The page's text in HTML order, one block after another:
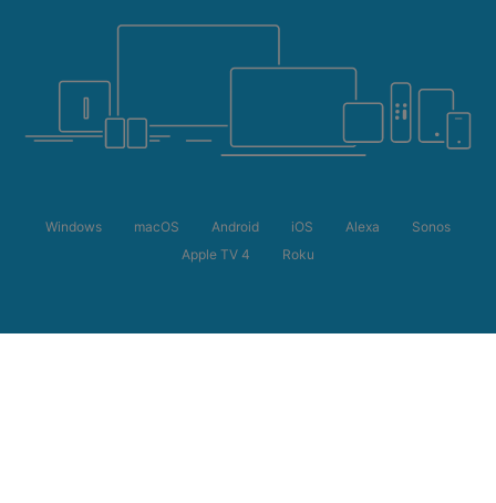
Windows macOS Android iOS Alexa
Sonos
Apple TV 4
Roku